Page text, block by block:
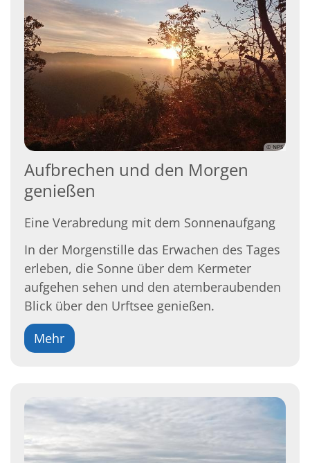
© NPS
Aufbrechen und den Morgen
genießen
Eine Verabredung mit dem Sonnenaufgang
In der Morgenstille das Erwachen des Tages
erleben, die Sonne über dem Kermeter
aufgehen sehen und den atemberaubenden
Blick über den Urftsee genießen.
Mehr